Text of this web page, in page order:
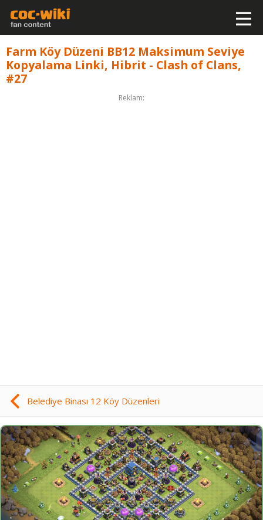
Farm Köy Düzeni BB12 Maksimum Seviye
Kopyalama Linki, Hibrit - Clash of Clans,
#27
Reklam:
Belediye Binası 12 Köy Düzenleri